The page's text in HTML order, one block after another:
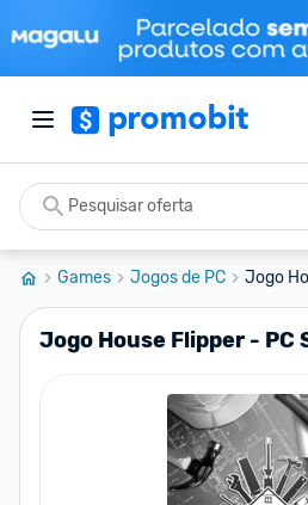
Games Jogos de PC Jogo
Jogo House Flipper - PC